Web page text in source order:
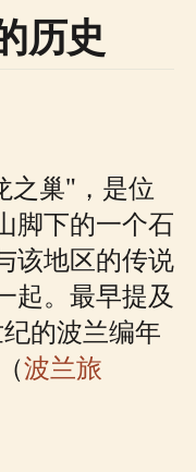
历史
之巢"，是位
脚下的一个石
该地区的传说
起。最早提及
的波兰编年
波兰旅